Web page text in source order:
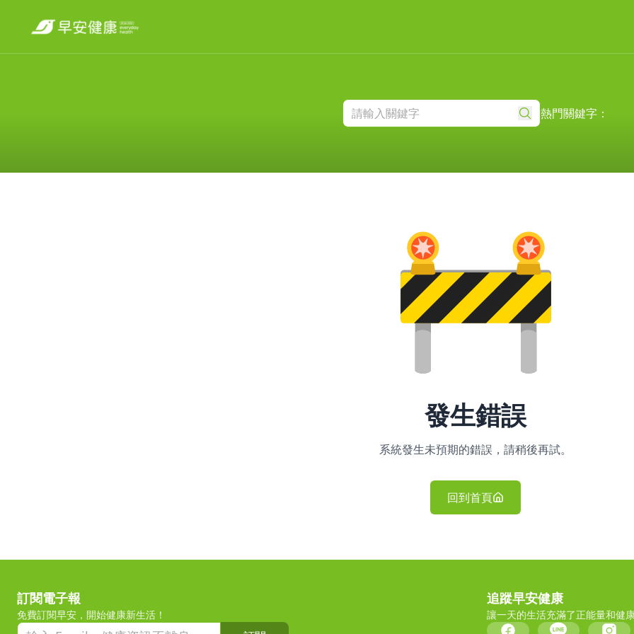
熱門關鍵字：
發生錯誤
系統發生未預期的錯誤，請稍後再試。
回到首頁
訂閱電子報
免費訂閱早安，開始健康新生活！
追蹤早安健康
讓一天的生活充滿了正能量和健